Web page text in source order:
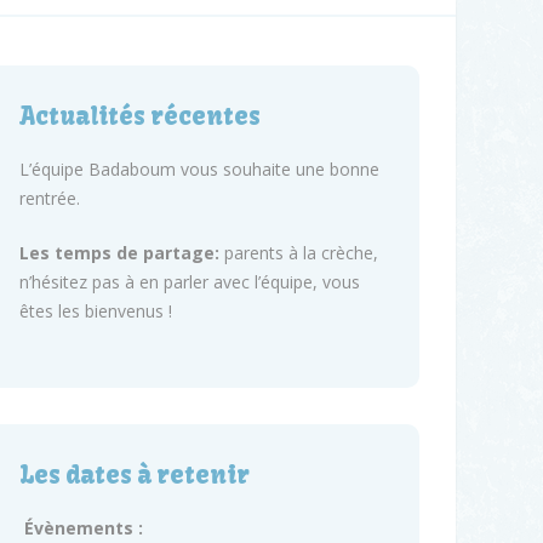
Actualités récentes
L’équipe Badaboum vous souhaite une bonne
rentrée.
Les temps de partage: parents à la crèche,
n’hésitez pas à en parler avec l’équipe, vous
êtes les bienvenus !
Les dates à retenir
Évènements :